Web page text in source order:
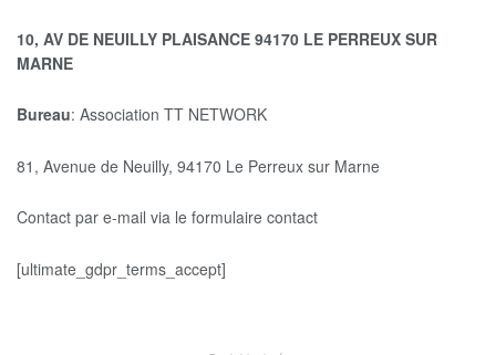
10, AV DE NEUILLY PLAISANCE 94170 LE PERREUX SUR
MARNE
Bureau: Association TT NETWORK
81, Avenue de Neuilly, 94170 Le Perreux sur Marne
Contact par e-mail via le formulaire contact
[ultimate_gdpr_terms_accept]